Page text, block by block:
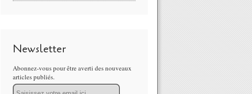
Newsletter
Abonnez-vous pour être averti des nouveaux
articles publiés.
Email